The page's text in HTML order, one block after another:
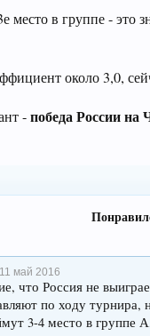
место в группе -
около 3,0,
-победа России на
11 май 2016
что Россия не
по ходу турнира,
3-4 место в группе